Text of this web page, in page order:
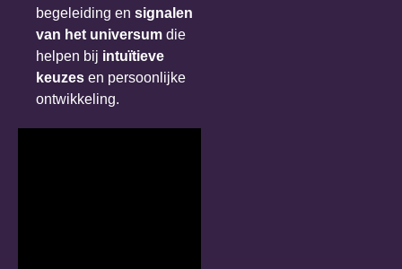
begeleiding en signalen
van het universum die
helpen bij intuïtieve
keuzes en persoonlijke
ontwikkeling.